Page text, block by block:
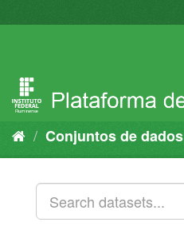
para
Conjuntos de dados